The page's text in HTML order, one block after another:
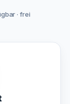
· frei